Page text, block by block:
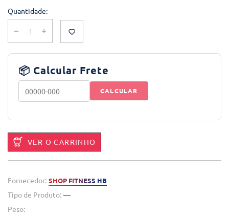
Quantidade:
📦 Calcular Frete
CALCULAR
VER O CARRINHO
Fornecedor: SHOP FITNESS HB
Tipo de Produto: —
Peso: